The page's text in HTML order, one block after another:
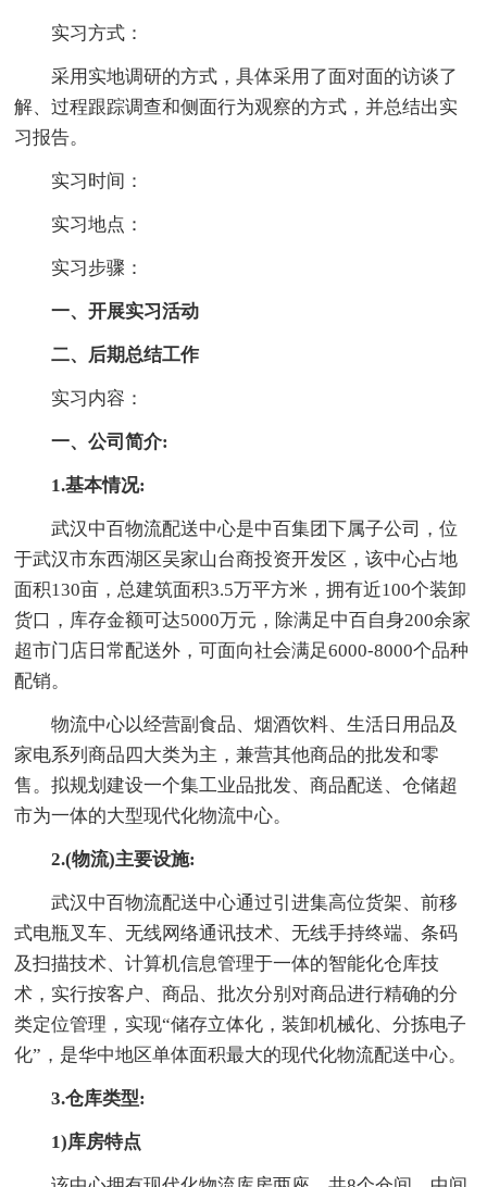
实习方式：
采用实地调研的方式，具体采用了面对面的访谈了
解、过程跟踪调查和侧面行为观察的方式，并总结出实
习报告。
实习时间：
实习地点：
实习步骤：
一、开展实习活动
二、后期总结工作
实习内容：
一、公司简介:
1.基本情况:
武汉中百物流配送中心是中百集团下属子公司，位
于武汉市东西湖区吴家山台商投资开发区，该中心占地
面积130亩，总建筑面积3.5万平方米，拥有近100个装卸
货口，库存金额可达5000万元，除满足中百自身200余家
超市门店日常配送外，可面向社会满足6000-8000个品种
配销。
物流中心以经营副食品、烟酒饮料、生活日用品及
家电系列商品四大类为主，兼营其他商品的批发和零
售。拟规划建设一个集工业品批发、商品配送、仓储超
市为一体的大型现代化物流中心。
2.(物流)主要设施:
武汉中百物流配送中心通过引进集高位货架、前移
式电瓶叉车、无线网络通讯技术、无线手持终端、条码
及扫描技术、计算机信息管理于一体的智能化仓库技
术，实行按客户、商品、批次分别对商品进行精确的分
类定位管理，实现“储存立体化，装卸机械化、分拣电子
化”，是华中地区单体面积最大的现代化物流配送中心。
3.仓库类型:
1)库房特点